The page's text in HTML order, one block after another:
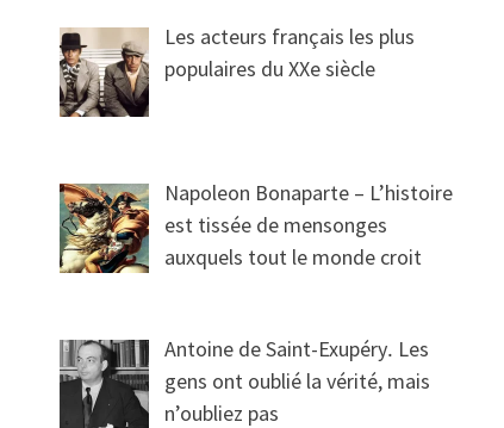
Les acteurs français les plus
populaires du XXe siècle
Napoleon Bonaparte – L’histoire
est tissée de mensonges
auxquels tout le monde croit
Antoine de Saint-Exupéry․ Les
gens ont oublié la vérité, mais
n’oubliez pas